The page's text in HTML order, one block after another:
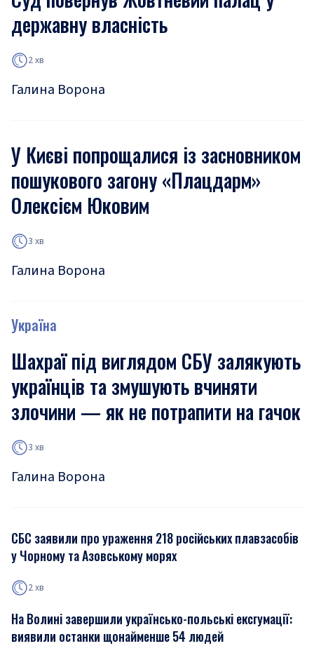
державну власність
2 хв
Галина Ворона
У Києві попрощалися із засновником
пошукового загону «Плацдарм»
Олексієм Юковим
3 хв
Галина Ворона
Україна
Шахраї під виглядом СБУ залякують
українців та змушують вчиняти
злочини — як не потрапити на гачок
3 хв
Галина Ворона
СБС заявили про ураження 218 російських плавзасобів
у Чорному та Азовському морях
2 хв
На Волині завершили українсько-польські ексгумації:
виявили останки щонайменше 54 людей